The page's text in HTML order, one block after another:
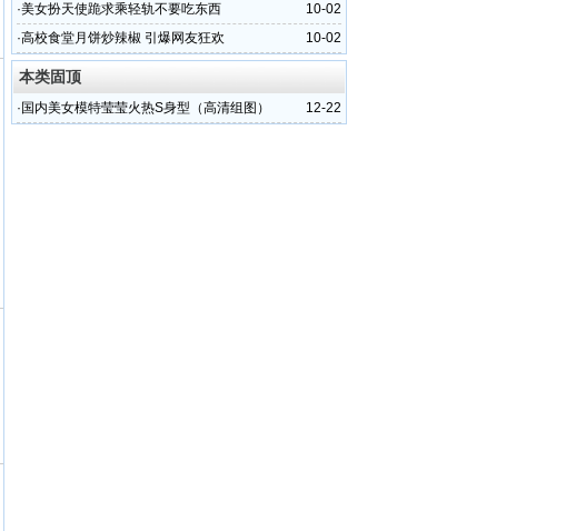
10-02
·美女扮天使跪求乘轻轨不要吃东西
10-02
·高校食堂月饼炒辣椒 引爆网友狂欢
本类固顶
12-22
· 国内美女模特莹莹火热S身型（高清组图）